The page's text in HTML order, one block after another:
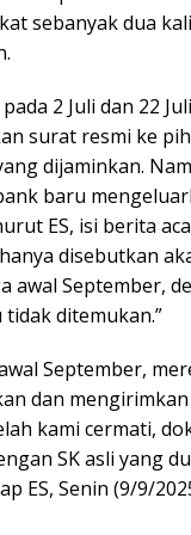
sebanyak dua
2 Juli dan 22
surat resmi ke
dijaminkan.
baru
ES, isi berita
disebutkan
awal September,
ditemukan.”
September,
dan mengirimkan
kami cermati,
SK asli yang
ES, Senin (9/9/